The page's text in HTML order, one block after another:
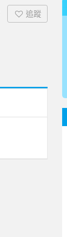
追蹤